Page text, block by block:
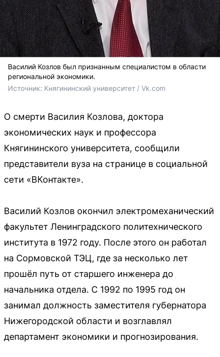
Василий Козлов был признанным специалистом в области
региональной экономики.
Источник: Княгининский университет / Vk.com
О смерти Василия Козлова, доктора
экономических наук и профессора
Княгининского университета, сообщили
представители вуза на странице в социальной
сети «ВКонтакте».
Василий Козлов окончил электромеханический
факультет Ленинградского политехнического
института в 1972 году. После этого он работал
на Сормовской ТЭЦ, где за несколько лет
прошёл путь от старшего инженера до
начальника отдела. С 1992 по 1995 год он
занимал должность заместителя губернатора
Нижегородской области и возглавлял
департамент экономики и прогнозирования.